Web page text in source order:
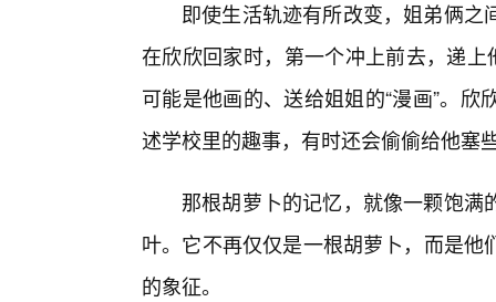
即使生活轨迹有所改变，姐弟俩
在欣欣回家时，第一个冲上前去，递
可能是他画的、送给姐姐的“漫画”。
述学校里的趣事，有时还会偷偷给他塞
那根胡萝卜的记忆，就像一颗饱
叶。它不再仅仅是一根胡萝卜，而是
的象征。